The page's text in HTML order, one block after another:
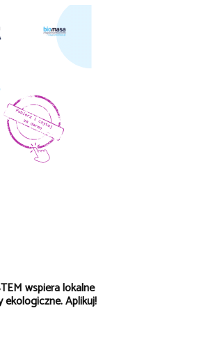
wspiera lokalne
ekologiczne. Aplikuj!